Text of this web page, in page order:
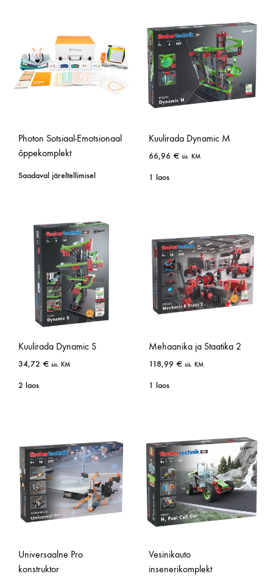
Photon Sotsiaal-Emotsionaal
õppekomplekt
Saadaval järeltellimisel
Kuulirada Dynamic M
66,96 € sis. KM
1 laos
Kuulirada Dynamic S
34,72 € sis. KM
2 laos
Mehaanika ja Staatika 2
118,99 € sis. KM
1 laos
Universaalne Pro
konstruktor
Vesinikauto
insenerikomplekt